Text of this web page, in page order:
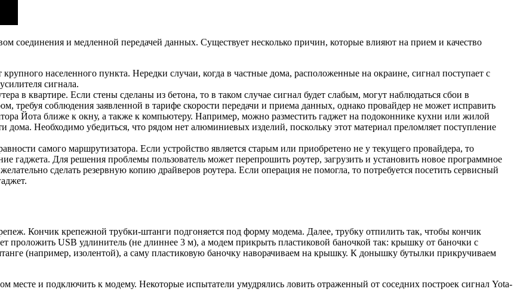
соединения и медленной передачей данных. Существует несколько причин, которые влияют на прием и качество
населенного пункта. Нередки случаи, когда в частные дома, расположенные на окраине, сигнал поступает с
сигнала.
в квартире. Если стены сделаны из бетона, то в таком случае сигнал будет слабым, могут наблюдаться сбои в
требуя соблюдения заявленной в тарифе скорости передачи и приема данных, однако провайдер не может исправить
Йота ближе к окну, а также к компьютеру. Например, можно разместить гаджет на подоконнике кухни или жилой
дома. Необходимо убедиться, что рядом нет алюминиевых изделий, поскольку этот материал преломляет поступление
самого маршрутизатора. Если устройство является старым или приобретено не у текущего провайдера, то
гаджета. Для решения проблемы пользователь может перепрошить роутер, загрузить и установить новое программное
сделать резервную копию драйверов роутера. Если операция не помогла, то потребуется посетить сервисный
Кончик крепежной трубки-штанги подгоняется под форму модема. Далее, трубку отпилить так, чтобы кончик
проложить USB удлинитель (не длиннее 3 м), а модем прикрыть пластиковой баночкой так: крышку от баночки с
(например, изолентой), а саму пластиковую баночку наворачиваем на крышку. К донышку бутылки прикручиваем
месте и подключить к модему. Некоторые испытатели умудрялись ловить отраженный от соседних построек сигнал Yota-